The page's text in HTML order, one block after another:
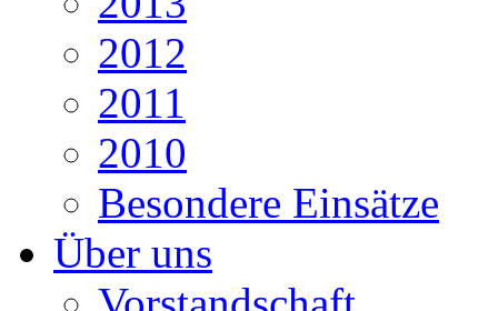
2012
2011
2010
Besondere Einsätze
Über uns